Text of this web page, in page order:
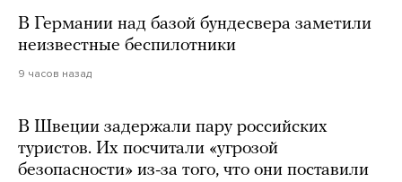
В Германии над базой бундесвера заметили
неизвестные беспилотники
9 часов назад
В Швеции задержали пару российских
туристов. Их посчитали «угрозой
безопасности» из-за того, что они поставили